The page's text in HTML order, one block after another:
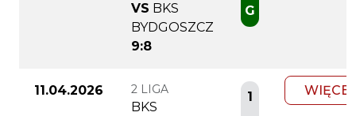
VS BKS
BYDGOSZCZ
9:8
G
11.04.2026 2 LIGA
BKS
1 WIĘCEJ